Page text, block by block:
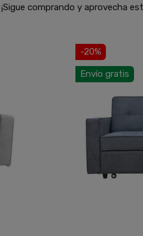
comprando y aprovecha
-20%
Envío gratis